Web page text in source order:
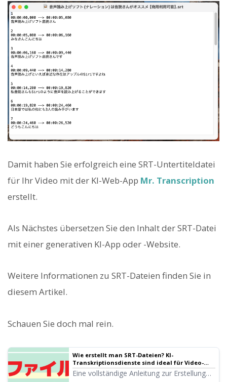
Damit haben Sie erfolgreich eine SRT-Untertiteldatei
für Ihr Video mit der KI-Web-App Mr. Transcription
erstellt.
Als Nächstes übersetzen Sie den Inhalt der SRT-Datei
mit einer generativen KI-App oder -Website.
Weitere Informationen zu SRT-Dateien finden Sie in
diesem Artikel.
Schauen Sie doch mal rein.
Wie erstellt man SRT-Dateien? KI-
Transkriptionsdienste sind ideal für Video-
Untertitel! | KI-Transkriptionsdienst - Mr.
Transcription
Eine vollständige Anleitung zur Erstellung